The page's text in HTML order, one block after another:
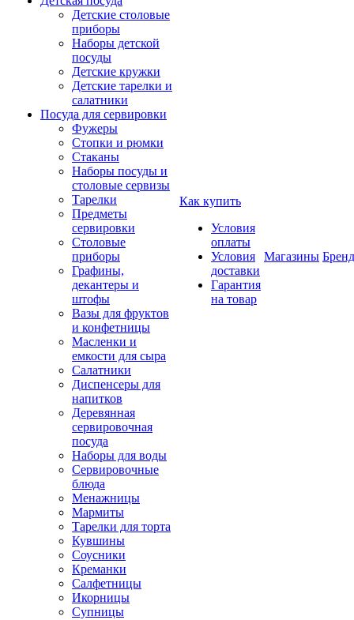
Детские столовые
приборы
Наборы детской
посуды
Детские кружки
Детские тарелки и
салатники
Посуда для сервировки
Фужеры
Стопки и рюмки
Стаканы
Наборы посуды и
столовые сервизы
Тарелки
Предметы
сервировки
Столовые
приборы
Графины,
декантеры и
штофы
Вазы для фруктов
и конфетницы
Масленки и
емкости для сыра
Салатники
Диспенсеры для
напитков
Деревянная
сервировочная
посуда
Наборы для воды
Сервировочные
блюда
Менажницы
Мармиты
Тарелки для торта
Кувшины
Соусники
Креманки
Салфетницы
Икорницы
Супницы
Как купить
Условия
оплаты
Условия
доставки
Гарантия
на товар
Магазины